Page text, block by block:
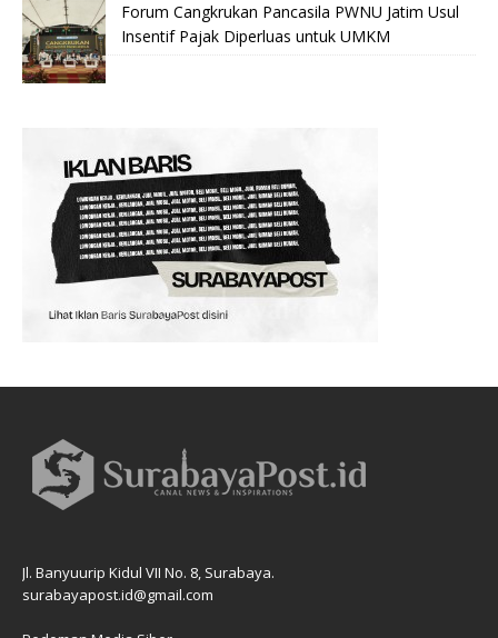
Forum Cangkrukan Pancasila PWNU Jatim Usul
Insentif Pajak Diperluas untuk UMKM
Jl. Banyuurip Kidul VII No. 8, Surabaya.
surabayapost.id@gmail.com